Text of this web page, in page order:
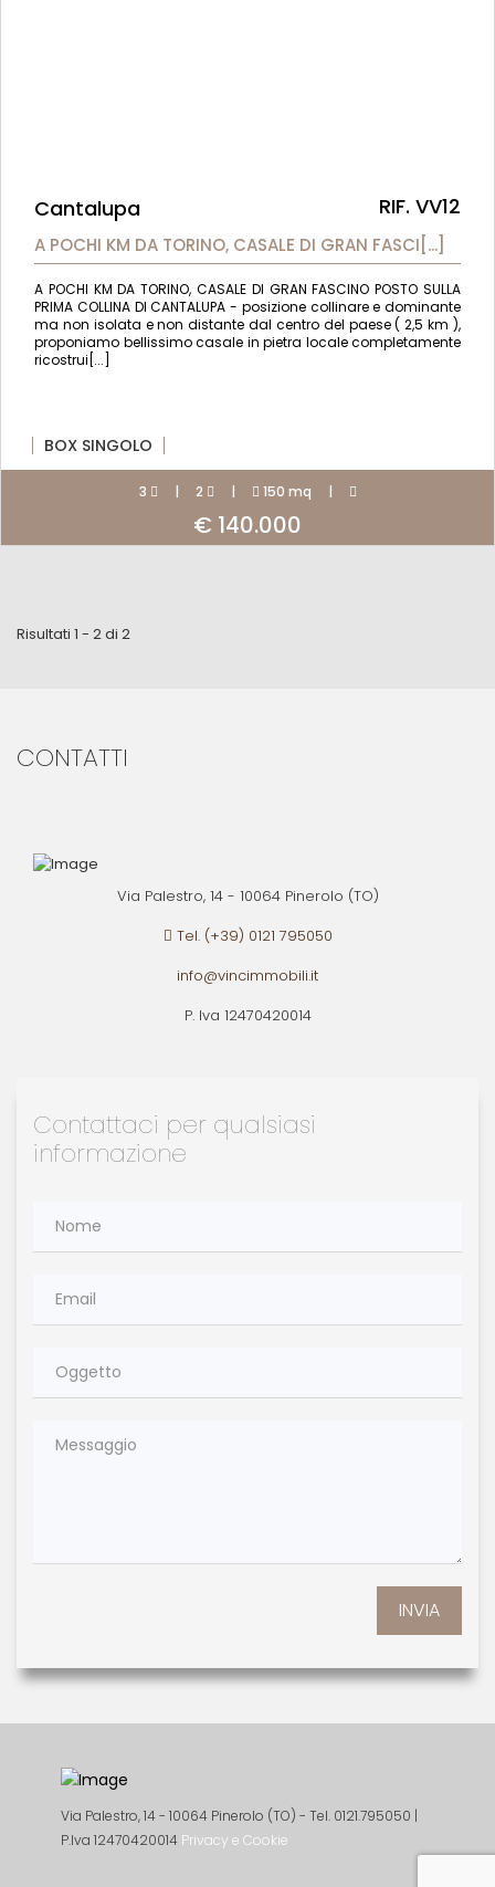
Cantalupa RIF. VV12
A POCHI KM DA TORINO, CASALE DI GRAN FASCI[...]
A POCHI KM DA TORINO, CASALE DI GRAN FASCINO POSTO SULLA
PRIMA COLLINA DI CANTALUPA - posizione collinare e dominante
ma non isolata e non distante dal centro del paese ( 2,5 km ),
proponiamo bellissimo casale in pietra locale completamente
ricostrui[...]
BOX SINGOLO
3 | 2 | 150 mq |
€ 140.000
Risultati 1 - 2 di 2
CONTATTI
Via Palestro, 14 - 10064 Pinerolo (TO)
Tel. (+39) 0121 795050
info@vincimmobili.it
P. Iva 12470420014
Contattaci per qualsiasi
informazione
INVIA
Via Palestro, 14 - 10064 Pinerolo (TO) - Tel. 0121.795050 |
P.Iva 12470420014 Privacy e Cookie